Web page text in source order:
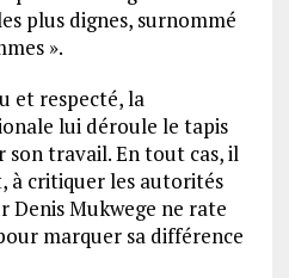
plus dignes, surnommé
».
et respecté, la
lui déroule le tapis
son travail. En tout cas, il
à critiquer les autorités
Denis Mukwege ne rate
marquer sa différence